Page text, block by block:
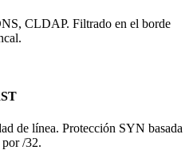
CLDAP. Filtrado en el borde
de línea. Protección SYN basada
/32.